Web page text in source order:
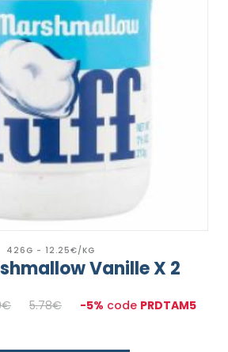
426G - 12.25€/KG
Vanille X 2
5.78€ -5% code PRDTAM5